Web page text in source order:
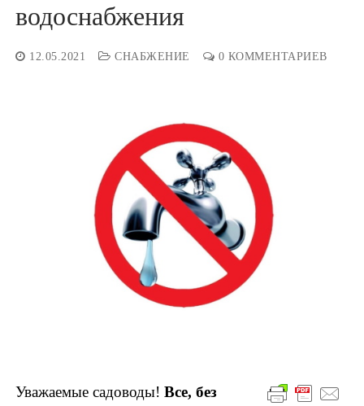
водоснабжения
12.05.2021 СНАБЖЕНИЕ 0 КОММЕНТАРИЕВ
Уважаемые садоводы! Все, без